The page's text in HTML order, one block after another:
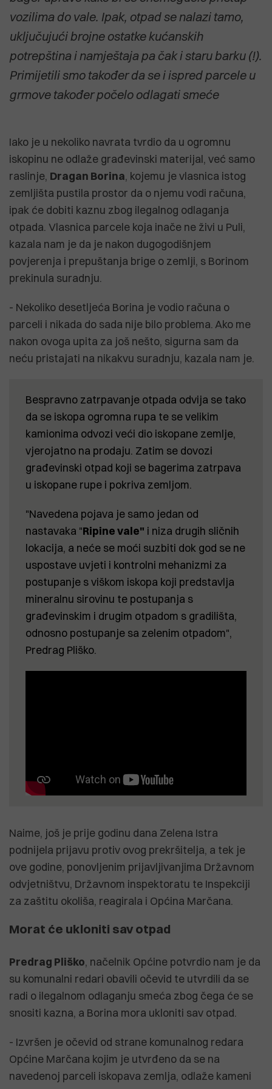
vozilima do vale. Ipak, otpad se nalazi tamo,
uključujući brojne ostatke kućanskih
potrepština i namještaja pa čak i staru barku (!).
Primijetili smo također da se i ispred parcele u
grmove također počelo odlagati smeće
Iako je u nekoliko navrata tvrdio da u ogromnu
iskopinu ne odlaže građevinski materijal, već samo
raslinje, Dragan Borina, kojemu je vlasnica istog
zemljišta pustila prostor da o njemu vodi računa,
ipak će dobiti kaznu zbog ilegalnog odlaganja
otpada. Vlasnica parcele koja inače ne živi u Puli,
kazala nam je da je nakon dugogodišnjem
povjerenja i prepuštanja brige o zemlji, s Borinom
prekinula suradnju.
- Nekoliko desetljeća Borina je vodio računa o
parceli i nikada do sada nije bilo problema. Ako me
nakon ovoga upita za još nešto, sigurna sam da
neću pristajati na nikakvu suradnju, kazala nam je.
Bespravno zatrpavanje otpada odvija se tako
da se iskopa ogromna rupa te se velikim
kamionima odvozi veći dio iskopane zemlje,
vjerojatno na prodaju. Zatim se dovozi
građevinski otpad koji se bagerima zatrpava
u iskopane rupe i pokriva zemljom.
"Navedena pojava je samo jedan od
nastavaka "Ripine vale" i niza drugih sličnih
lokacija, a neće se moći suzbiti dok god se ne
uspostave uvjeti i kontrolni mehanizmi za
postupanje s viškom iskopa koji predstavlja
mineralnu sirovinu te postupanja s
građevinskim i drugim otpadom s gradilišta,
odnosno postupanje sa zelenim otpadom",
Predrag Pliško.
Naime, još je prije godinu dana Zelena Istra
podnijela prijavu protiv ovog prekršitelja, a tek je
ove godine, ponovljenim prijavljivanjima Državnom
odvjetništvu, Državnom inspektoratu te Inspekciji
za zaštitu okoliša, reagirala i Općina Marčana.
Morat će ukloniti sav otpad
Predrag Pliško, načelnik Općine potvrdio nam je da
su komunalni redari obavili očevid te utvrdili da se
radi o ilegalnom odlaganju smeća zbog čega će se
snositi kazna, a Borina mora ukloniti sav otpad.
- Izvršen je očevid od strane komunalnog redara
Općine Marčana kojim je utvrđeno da se na
navedenoj parceli iskopava zemlja, odlaže kameni